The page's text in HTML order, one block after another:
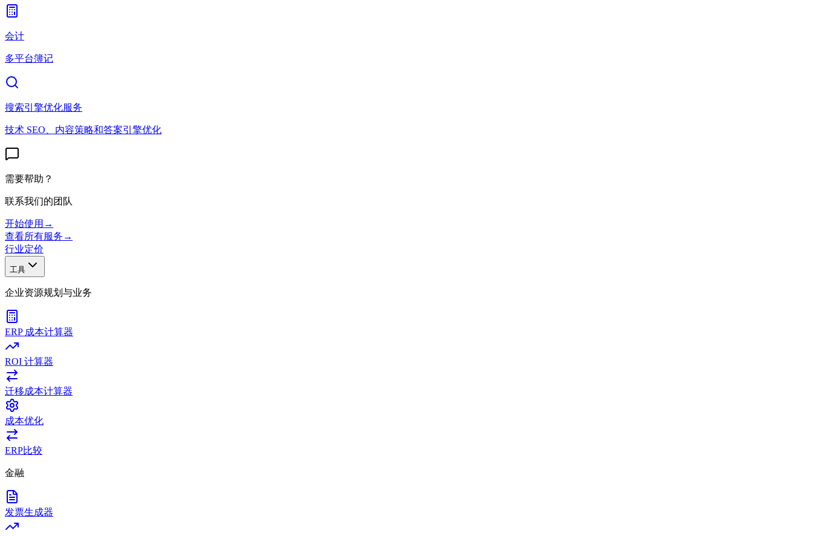
会计
多平台簿记
搜索引擎优化服务
技术 SEO、内容策略和答案引擎优化
需要帮助？
联系我们的团队
开始使用 →
查看所有服务 →
行业定价
工具
企业资源规划与业务
ERP 成本计算器
ROI 计算器
迁移成本计算器
成本优化
ERP比较
金融
发票生成器